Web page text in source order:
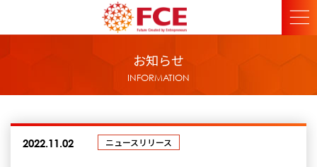
お知らせ
INFORMATION
2022.11.02 ニュースリリース